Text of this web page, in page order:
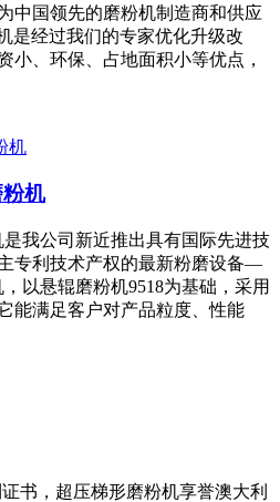
中国领先的磨粉机制造商和供应
是经过我们的专家优化升级改
小、环保、占地面积小等优点，
机
我公司新近推出具有国际先进技
专利技术产权的最新粉磨设备—
以悬辊磨粉机9518为基础，采用
能满足客户对产品粒度、性能
书，超压梯形磨粉机享誉澳大利